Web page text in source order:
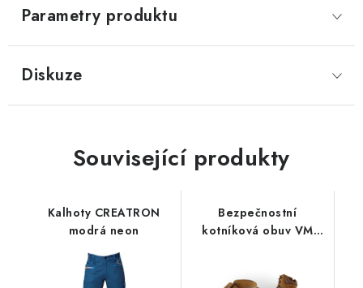
Parametry produktu
Diskuze
Související produkty
Kalhoty CREATRON
modrá neon
Bezpečnostní
kotníková obuv VM